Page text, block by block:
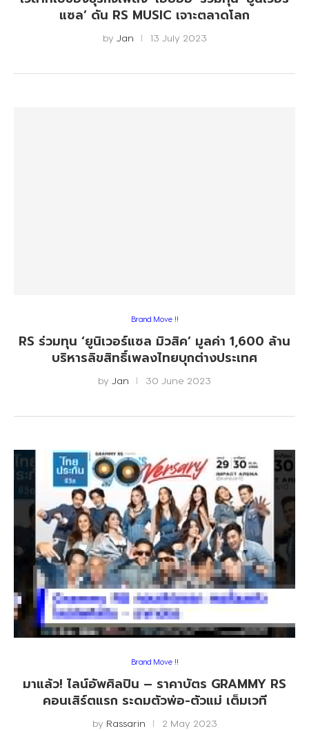
แซล’ ดัน RS MUSIC เจาะตลาดโลก
by Jan 13 July 2023
Brand Move !!
RS ร่วมทุน ‘ยูนิเวอร์แซล มิวสิค’ มูลค่า 1,600 ล้าน
บริหารลิขสิทธิ์เพลงไทยบุกต่างประเทศ
by Jan 30 June 2023
Brand Move !!
มาแล้ว! ไลน์อัพศิลปิน – ราคาบัตร GRAMMY RS
คอนเสิร์ตแรก ระดมตัวพ่อ-ตัวแม่ เต็มเวที
by Rassarin 2 May 2023